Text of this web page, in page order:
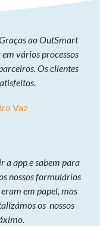
ao OutSmart
vários processos
Os clientes
Vaz
a app e sabem para
nossos formulários
em papel, mas
os nossos